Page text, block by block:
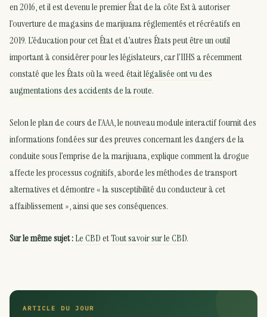
en 2016, et il est devenu le premier État de la côte Est à autoriser
l’ouverture de magasins de marijuana réglementés et récréatifs en
2019. L’éducation pour cet État et d’autres États peut être un outil
important à considérer pour les législateurs, car l’IIHS a récemment
constaté que les États où la weed étaitlégalisée ont vu des
augmentations des accidents de la route.
Selon le plan de cours de l’AAA, le nouveau module interactif fournit des
informations fondées sur des preuves concernant les dangers de la
conduite sous l’emprise de la marijuana, explique comment la drogue
affecte les processus cognitifs, aborde les méthodes de transport
alternatives et démontre « la susceptibilité du conducteur à cet
affaiblissement », ainsi que ses conséquences.
Sur le même sujet :Le CBDetTout savoir sur le CBD.
ARTICLE DU JOUR